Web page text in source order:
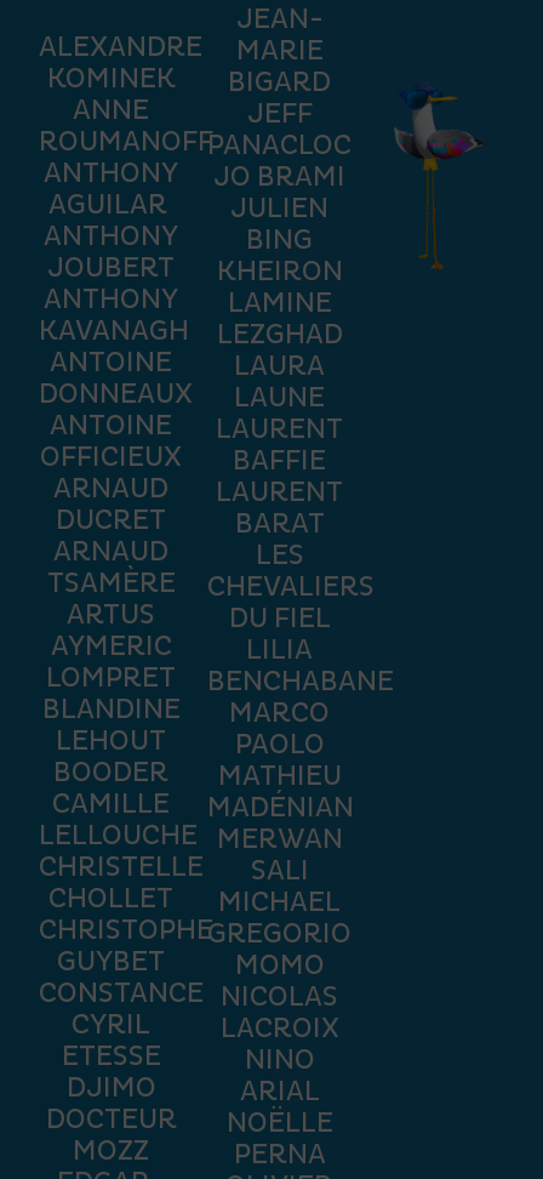
ALEXANDRE
KOMINEK
ANNE
ROUMANOFF
ANTHONY
AGUILAR
ANTHONY
JOUBERT
ANTHONY
KAVANAGH
ANTOINE
DONNEAUX
ANTOINE
OFFICIEUX
ARNAUD
DUCRET
ARNAUD
TSAMÈRE
ARTUS
AYMERIC
LOMPRET
BLANDINE
LEHOUT
BOODER
CAMILLE
LELLOUCHE
CHRISTELLE
CHOLLET
CHRISTOPHE
GUYBET
CONSTANCE
CYRIL
ETESSE
DJIMO
DOCTEUR
MOZZ
JEAN-
MARIE
BIGARD
JEFF
PANACLOC
JO BRAMI
JULIEN
BING
KHEIRON
LAMINE
LEZGHAD
LAURA
LAUNE
LAURENT
BAFFIE
LAURENT
BARAT
LES
CHEVALIERS
DU FIEL
LILIA
BENCHABANE
MARCO
PAOLO
MATHIEU
MADÉNIAN
MERWAN
SALI
MICHAEL
GREGORIO
MOMO
NICOLAS
LACROIX
NINO
ARIAL
NOËLLE
PERNA